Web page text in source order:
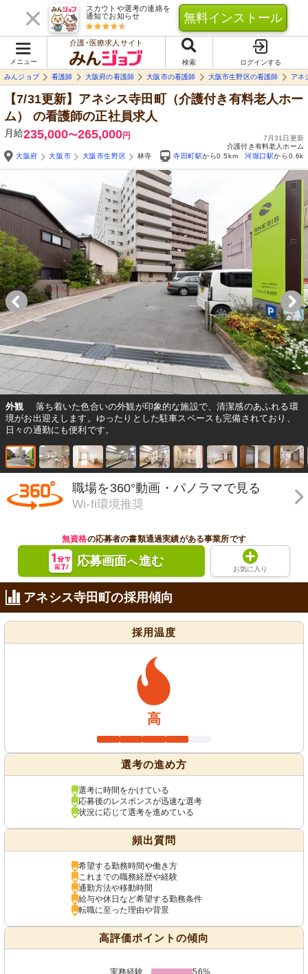
スカウトや選考の連絡を
通知でお知らせ
無料インストール
メニュー
介護･医療求人サイト
検索
ログインする
みんジョブ
看護師 大阪府の看護師 大阪市の看護師 大阪市生野区の看護師 アネ
【7/31更新】アネシス寺田町（介護付き有料老人ホー
ム）
の看護師の正社員求人
月給235,000〜265,000円
7月31日更新
介護付き有料老人ホーム
大阪府
大阪市 大阪市生野区 林寺 寺田町駅から0.5km 河堀口駅から
外観
落ち着いた色合いの外観が印象的な施設で、清潔感のあふれる環
境がお出迎えします。ゆったりとした駐車スペースも完備されており、
日々の通勤にも便利です。
職場を360°動画・パノラマで見る
Wi-fi環境推奨
無資格の応募者の書類通過実績がある事業所です
応募画面へ進む
お気に入り
アネシス寺田町の採用傾向
採用温度
高
選考の進め方
選考に時間をかけている
応募後のレスポンスが迅速な選考
状況に応じて選考を進めている
頻出質問
希望する勤務時間や働き方
これまでの職務経歴や経験
通勤方法や移動時間
給与や休日など希望する勤務条件
転職に至った理由や背景
高評価ポイントの傾向
実務経験
56%